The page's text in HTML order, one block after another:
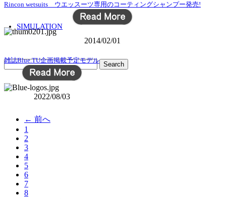
SIMULATION
Rincon wetsuits ウエッスーツ専用のコーティングシャンプー発売!
2014/02/01
雑誌Blue.TU企画掲載予定モデル
2022/08/03
← 前へ
1
2
3
4
5
6
7
8